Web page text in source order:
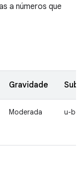
a números que
Gravidade
Moderada u-